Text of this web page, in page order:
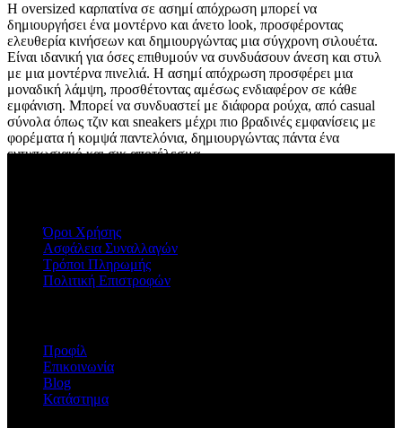
Η oversized καρπατίνα σε ασημί απόχρωση μπορεί να
δημιουργήσει ένα μοντέρνο και άνετο look, προσφέροντας
ελευθερία κινήσεων και δημιουργώντας μια σύγχρονη σιλουέτα.
Είναι ιδανική για όσες επιθυμούν να συνδυάσουν άνεση και στυλ
με μια μοντέρνα πινελιά. Η ασημί απόχρωση προσφέρει μια
μοναδική λάμψη, προσθέτοντας αμέσως ενδιαφέρον σε κάθε
εμφάνιση. Μπορεί να συνδυαστεί με διάφορα ρούχα, από casual
σύνολα όπως τζιν και sneakers μέχρι πιο βραδινές εμφανίσεις με
φορέματα ή κομψά παντελόνια, δημιουργώντας πάντα ένα
εντυπωσιακό και σικ αποτέλεσμα.
Όροι Χρήσης
Ασφάλεια Συναλλαγών
Τρόποι Πληρωμής
Πολιτική Επιστροφών
Προφίλ
Επικοινωνία
Blog
Κατάστημα